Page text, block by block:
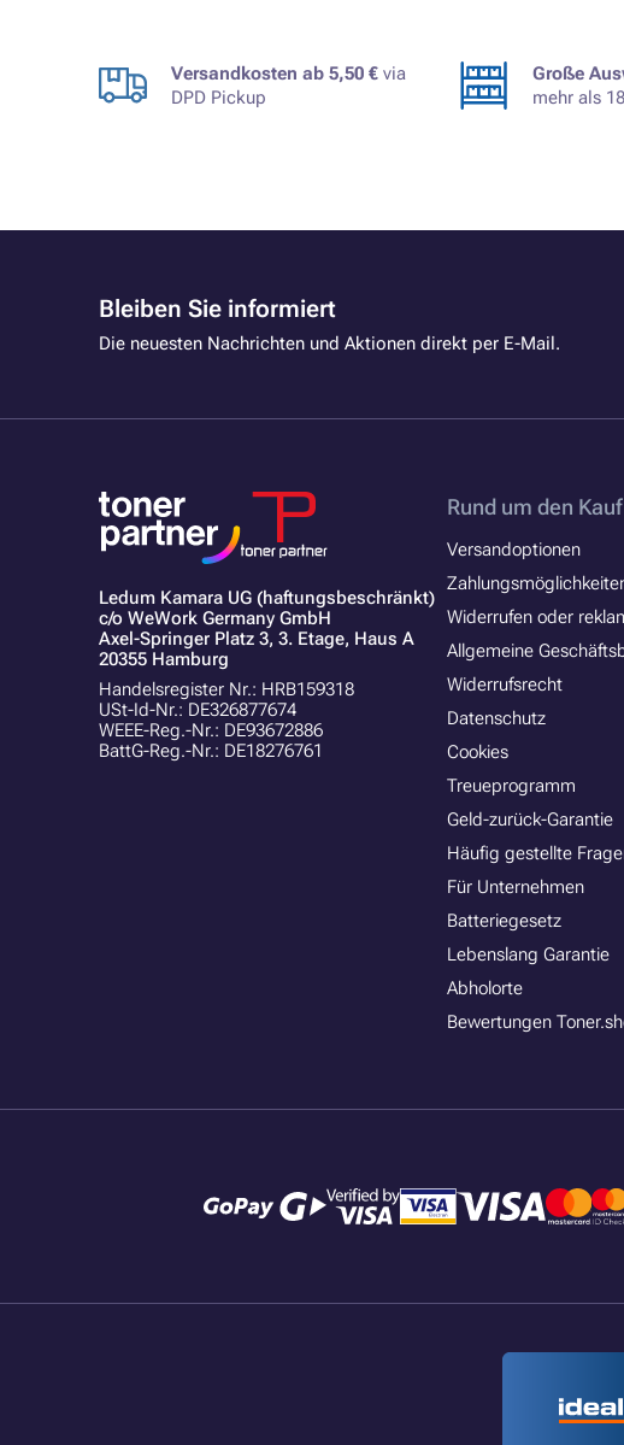
Versandkosten ab 5,50 € via
DPD Pickup
Große
mehr als
Bleiben Sie informiert
Die neuesten Nachrichten und Aktionen direkt per E-Mail.
Ledum Kamara UG (haftungsbeschränkt)
c/o WeWork Germany GmbH
Axel-Springer Platz 3, 3. Etage, Haus A
20355 Hamburg
Handelsregister Nr.: HRB159318
USt-Id-Nr.: DE326877674
WEEE-Reg.-Nr.: DE93672886
BattG-Reg.-Nr.: DE18276761
Rund um den Kauf
Versandoptionen
Widerrufen oder
Allgemeine
Widerrufsrecht
Datenschutz
Cookies
Treueprogramm
Geld-zurück-Garantie
Häufig gestellte
Für Unternehmen
Batteriegesetz
Lebenslang Garantie
Abholorte
Bewertungen